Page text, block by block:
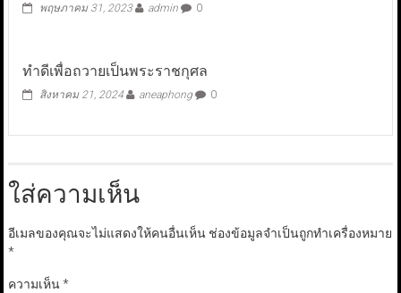
พฤษภาคม 31, 2023 admin 0
ทำดีเพื่อถวายเป็นพระราชกุศล
สิงหาคม 21, 2024 aneaphong 0
ใส่ความเห็น
อีเมลของคุณจะไม่แสดงให้คนอื่นเห็น ช่องข้อมูลจำเป็นถูกทำเครื่องหมาย
*
ความเห็น*